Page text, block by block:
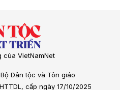
của VietNamNet
Dân tộc và Tôn giáo
cấp ngày 17/10/2025